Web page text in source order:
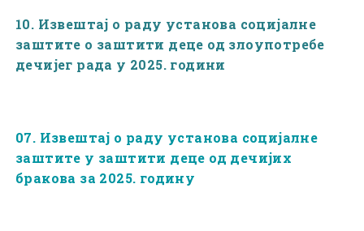
10. Извештај о раду установа социјалне
заштите о заштити деце од злоупотребе
дечијег рада у 2025. години
07. Извештај о раду установа социјалне
заштите у заштити деце од дечијих
бракова за 2025. годину